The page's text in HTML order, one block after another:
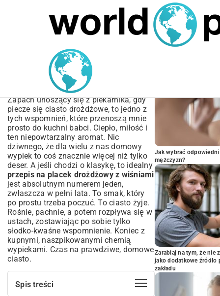
MARIUSZ ŁAMAGA 04.10.2025
Przepis na placek
drożdżowy z wiśniami –
puszysty i wilgotny
Zapach unoszący się z piekarnika, gdy
piecze się ciasto drożdżowe, to jedno z
tych wspomnień, które przenoszą mnie
prosto do kuchni babci. Ciepło, miłość i
ten niepowtarzalny aromat. Nic
dziwnego, że dla wielu z nas domowy
wypiek to coś znacznie więcej niż tylko
deser. A jeśli chodzi o klasykę, to idealny
przepis na placek drożdżowy z wiśniami
jest absolutnym numerem jeden,
zwłaszcza w pełni lata. To smak, który
po prostu trzeba poczuć. To ciasto żyje.
Rośnie, pachnie, a potem rozpływa się w
ustach, zostawiając po sobie tylko
słodko-kwaśne wspomnienie. Koniec z
kupnymi, naszpikowanymi chemią
wypiekami. Czas na prawdziwe, domowe
ciasto.
Spis treści
Jak wybrać
mężczyzn?
Zarabiaj na tym, że nie
jako dodatkowe
zakładu